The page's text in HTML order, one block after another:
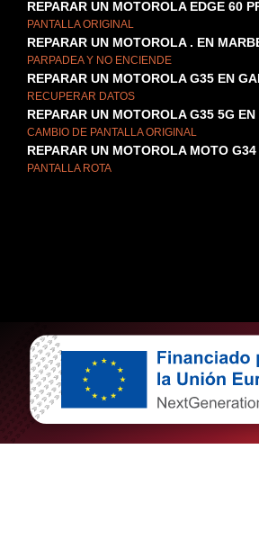
REPARAR UN MOTOROLA EDGE 60
PANTALLA ORIGINAL
REPARAR UN MOTOROLA . EN
PARPADEA Y NO ENCIENDE
REPARAR UN MOTOROLA G35 EN
RECUPERAR DATOS
REPARAR UN MOTOROLA G35 5G
CAMBIO DE PANTALLA ORIGINAL
REPARAR UN MOTOROLA MOTO
PANTALLA ROTA